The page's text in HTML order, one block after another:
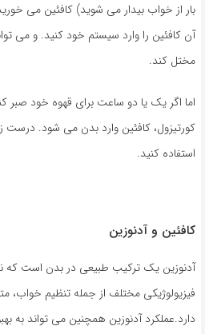
بار از خواب بیدار می شوید) کافئین می
آن کافئین را وارد سیستم خود کنید. و می
مختل کند.
اما اگر یک یا دو ساعت برای قهوه خود
کورتیزول، کافئین وارد بدن می شود. درست
استفاده کنید.
کافئین و آدنوزین
آدنوزین یک ترکیب طبیعی در بدن است که
فیزیولوژیکی مختلف از جمله تنظیم خواب،
دارد.عملکرد آدنوزین همچنین می تواند به